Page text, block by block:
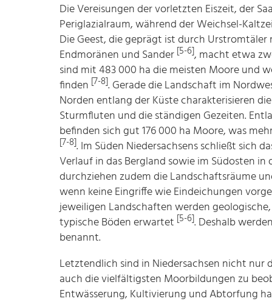
Die Vereisungen der vorletzten Eiszeit, der
Periglazialraum, während der Weichsel-
Die Geest, die geprägt ist durch
Endmoränen und Sander [5-6], macht etwa
sind mit 483 000 ha die meisten Moore und
finden [7-8]. Gerade die Landschaft im
Norden entlang der Küste charakterisieren
Sturmfluten und die ständigen Gezeiten.
befinden sich gut 176 000 ha Moore, was
[7-8]. Im Süden Niedersachsens schließt sich
Verlauf in das Bergland sowie im Südosten
durchziehen zudem die Landschaftsräume
wenn keine Eingriffe wie Eindeichungen
jeweiligen Landschaften werden
typische Böden erwartet [5-6]. Deshalb
benannt.
Letztendlich sind in Niedersachsen nicht
auch die vielfältigsten Moorbildungen zu
Entwässerung, Kultivierung und Abtorfung